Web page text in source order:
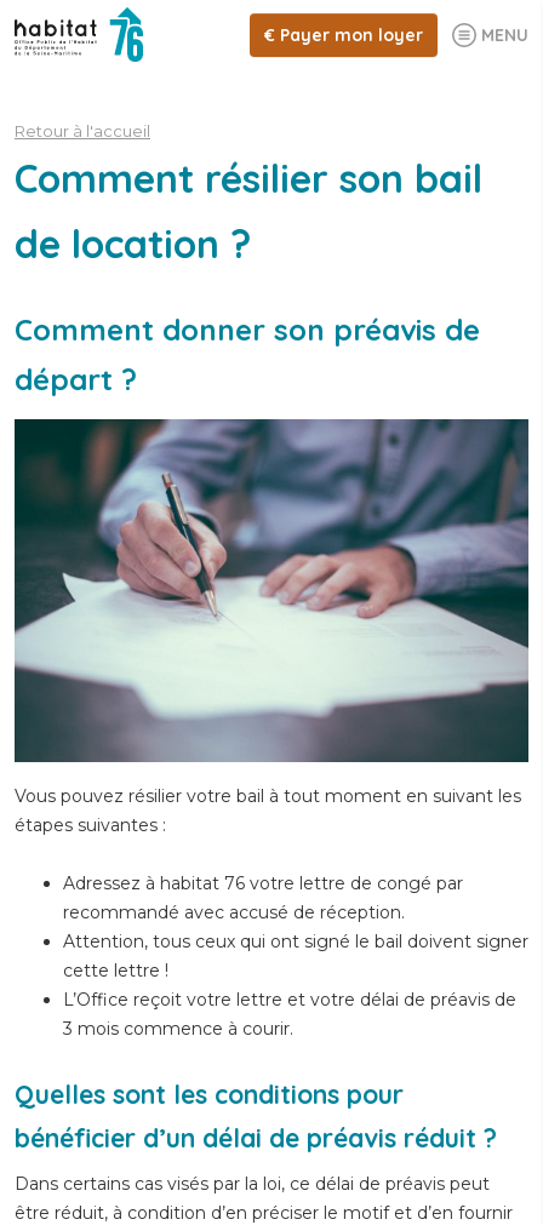
€ Payer mon loyer MENU
Retour à l'accueil
Comment résilier son bail
de location ?
Comment donner son préavis de
départ ?
Vous pouvez résilier votre bail à tout moment en suivant les
étapes suivantes :
Adressez à habitat 76 votre lettre de congé par
recommandé avec accusé de réception.
Attention, tous ceux qui ont signé le bail doivent signer
cette lettre !
L’Office reçoit votre lettre et votre délai de préavis de
3 mois commence à courir.
Quelles sont les conditions pour
bénéficier d’un délai de préavis réduit ?
Dans certains cas visés par la loi, ce délai de préavis peut
être réduit, à condition d’en préciser le motif et d’en fournir